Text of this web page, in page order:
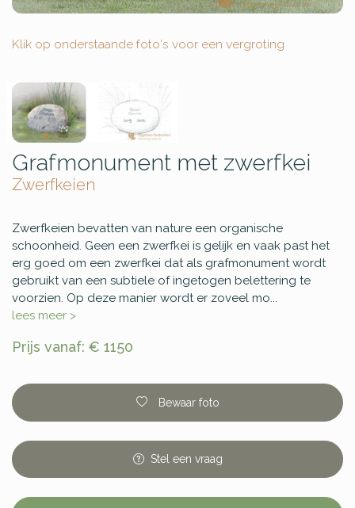
Klik op onderstaande foto's voor een vergroting
Grafmonument met zwerfkei
Zwerfkeien
Zwerfkeien bevatten van nature een organische
schoonheid. Geen een zwerfkei is gelijk en vaak past het
erg goed om een zwerfkei dat als grafmonument wordt
gebruikt van een subtiele of ingetogen belettering te
voorzien. Op deze manier wordt er zoveel mo...
lees meer >
Prijs vanaf: € 1150
Bewaar foto
Stel een vraag